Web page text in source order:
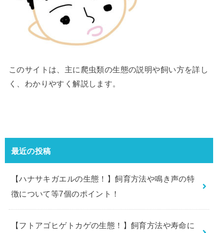
このサイトは、主に爬虫類の生態の説明や飼い方を詳し
く、わかりやすく解説します。
最近の投稿
【ハナサキガエルの生態！】飼育方法や鳴き声の特
徴について等7個のポイント！
【フトアゴヒゲトカゲの生態！】飼育方法や寿命に